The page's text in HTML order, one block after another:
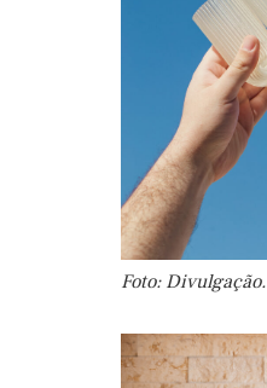
Foto: Divulgação.